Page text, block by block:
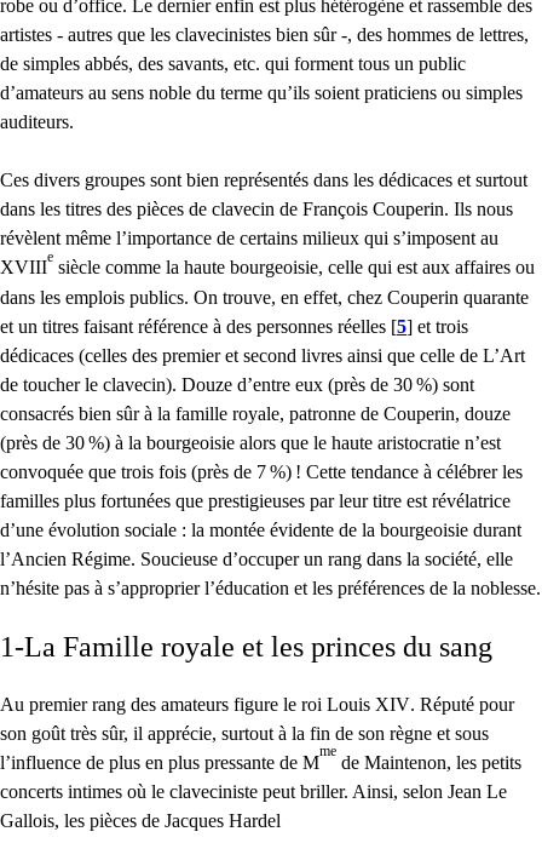
robe ou d’office. Le dernier enfin est plus hétérogène et rassemble des
artistes - autres que les clavecinistes bien sûr -, des hommes de lettres,
de simples abbés, des savants, etc. qui forment tous un public
d’amateurs au sens noble du terme qu’ils soient praticiens ou simples
auditeurs.
Ces divers groupes sont bien représentés dans les dédicaces et surtout
dans les titres des pièces de clavecin de François Couperin. Ils nous
révèlent même l’importance de certains milieux qui s’imposent au
XVIII
e
siècle comme la haute bourgeoisie, celle qui est aux affaires ou
dans les emplois publics. On trouve, en effet, chez Couperin quarante
et un titres faisant référence à des personnes réelles [5] et trois
dédicaces (celles des premier et second livres ainsi que celle de L’Art
de toucher le clavecin). Douze d’entre eux (près de 30%) sont
consacrés bien sûr à la famille royale, patronne de Couperin, douze
(près de 30%) à la bourgeoisie alors que le haute aristocratie n’est
convoquée que trois fois (près de 7%) ! Cette tendance à célébrer les
familles plus fortunées que prestigieuses par leur titre est révélatrice
d’une évolution sociale : la montée évidente de la bourgeoisie durant
l’Ancien Régime. Soucieuse d’occuper un rang dans la société, elle
n’hésite pas à s’approprier l’éducation et les préférences de la noblesse.
1-La Famille royale et les princes du sang
Au premier rang des amateurs figure le roi Louis XIV. Réputé pour
son goût très sûr, il apprécie, surtout à la fin de son règne et sous
l’influence de plus en plus pressante de M
me
de Maintenon, les petits
concerts intimes où le claveciniste peut briller. Ainsi, selon Jean Le
Gallois, les pièces de Jacques Hardel